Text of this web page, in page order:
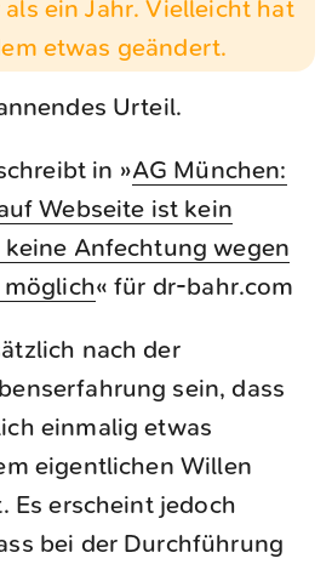
ein Jahr. Vielleicht hat
etwas geändert.
Urteil.
in »AG München:
Webseite ist kein
Anfechtung wegen
« für dr-bahr.com
nach der
sein, dass
einmalig etwas
eigentlichen Willen
Es erscheint jedoch
bei der Durchführung